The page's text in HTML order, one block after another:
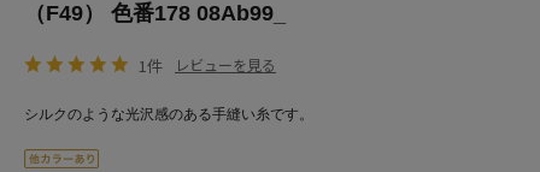
（F49） 色番178 08Ab99_
1件 レビューを見る
シルクのような光沢感のある手縫い糸です。